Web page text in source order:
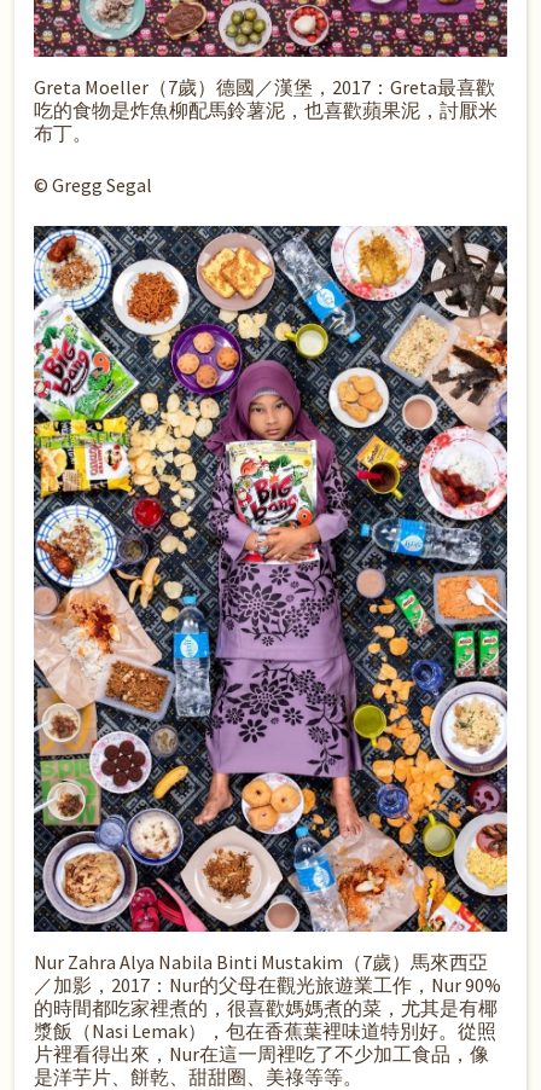
Greta Moeller（7歲）德國／漢堡，2017：Greta最喜歡
吃的食物是炸魚柳配馬鈴薯泥，也喜歡蘋果泥，討厭米
布丁。
© Gregg Segal
Nur Zahra Alya Nabila Binti Mustakim（7歲）馬來西亞
／加影，2017：Nur的父母在觀光旅遊業工作，Nur 90%
的時間都吃家裡煮的，很喜歡媽媽煮的菜，尤其是有椰
漿飯（Nasi Lemak），包在香蕉葉裡味道特別好。從照
片裡看得出來，Nur在這一周裡吃了不少加工食品，像
是洋芋片、餅乾、甜甜圈、美祿等等。